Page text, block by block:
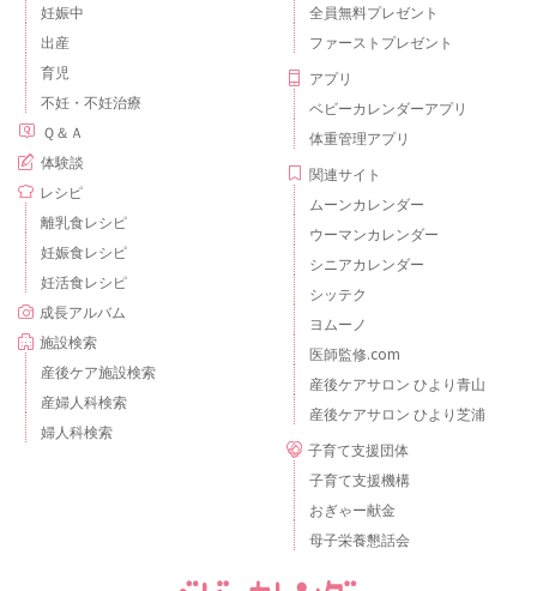
妊娠中
出産
育児
不妊・不妊治療
Ｑ＆Ａ
体験談
レシピ
離乳食レシピ
妊娠食レシピ
妊活食レシピ
成長アルバム
施設検索
産後ケア施設検索
産婦人科検索
婦人科検索
全員無料プレゼント
ファーストプレゼント
アプリ
ベビーカレンダーアプリ
体重管理アプリ
関連サイト
ムーンカレンダー
ウーマンカレンダー
シニアカレンダー
シッテク
ヨムーノ
医師監修.com
産後ケアサロン ひより青山
産後ケアサロン ひより芝浦
子育て支援団体
子育て支援機構
おぎゃー献金
母子栄養懇話会